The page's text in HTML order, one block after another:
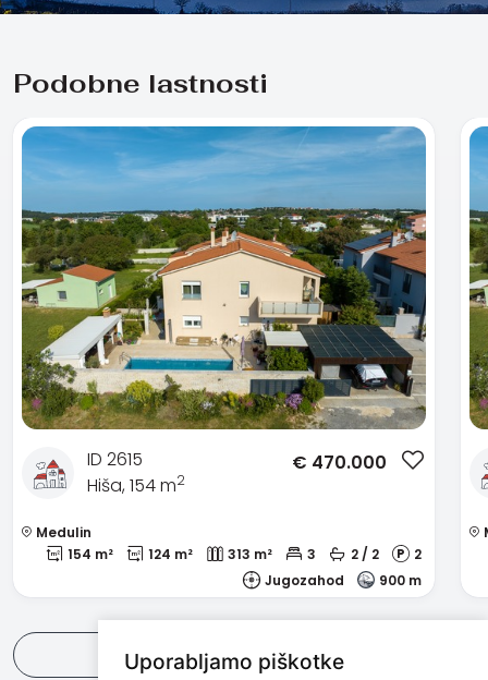
Uporabljamo piškotke
Podobne lastnosti
ID 2615
Hiša, 154 m2
€ 470.000
Medulin
154 m²
124 m² 313 m² 3 2 / 2
2
Jugozahod
900 m
Poglej vse